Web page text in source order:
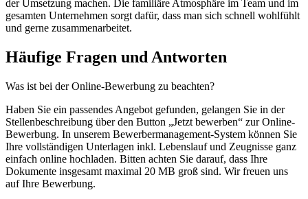
der Umsetzung machen. Die familiäre Atmosphäre im Team und im
gesamten Unternehmen sorgt dafür, dass man sich schnell wohlfühlt
und gerne zusammenarbeitet.
Häufige Fragen und Antworten
Was ist bei der Online-Bewerbung zu beachten?
Haben Sie ein passendes Angebot gefunden, gelangen Sie in der
Stellenbeschreibung über den Button „Jetzt bewerben“ zur Online-
Bewerbung. In unserem Bewerbermanagement-System können Sie
Ihre vollständigen Unterlagen inkl. Lebenslauf und Zeugnisse ganz
einfach online hochladen. Bitten achten Sie darauf, dass Ihre
Dokumente insgesamt maximal 20 MB groß sind. Wir freuen uns
auf Ihre Bewerbung.